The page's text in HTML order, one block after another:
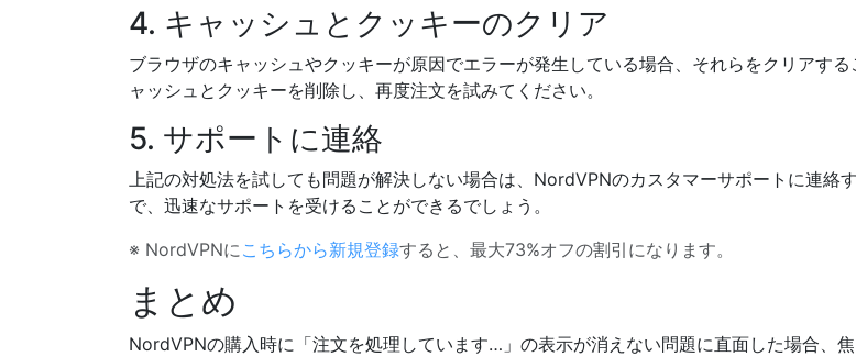
4. キャッシュとクッキーのクリア
ブラウザのキャッシュやクッキーが原因でエラーが発生している場合、それらをクリアす
ャッシュとクッキーを削除し、再度注文を試みてください。
5. サポートに連絡
上記の対処法を試しても問題が解決しない場合は、NordVPNのカスタマーサポートに連絡
で、迅速なサポートを受けることができるでしょう。
※ NordVPNにこちらから新規登録すると、最大73%オフの割引になります。
まとめ
NordVPNの購入時に「注文を処理しています…」の表示が消えない問題に直面した場合、